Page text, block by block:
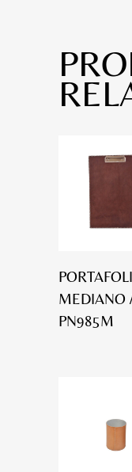
MEDIANO
PN985M